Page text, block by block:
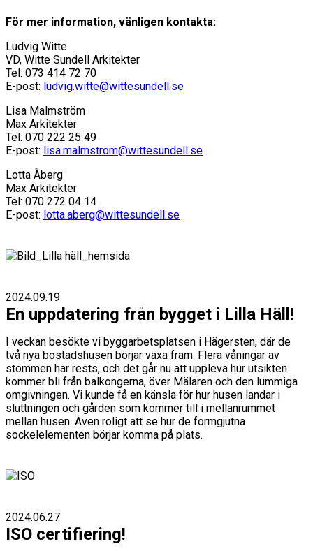
För mer information, vänligen kontakta:
Ludvig Witte
VD, Witte Sundell Arkitekter
Tel: 073 414 72 70
E-post: ludvig.witte@wittesundell.se
Lisa Malmström
Max Arkitekter
Tel: 070 222 25 49
E-post: lisa.malmstrom@wittesundell.se
Lotta Åberg
Max Arkitekter
Tel: 070 272 04 14
E-post: lotta.aberg@wittesundell.se
2024.09.19
En uppdatering från bygget i Lilla Häll!
I veckan besökte vi byggarbetsplatsen i Hägersten, där de
två nya bostadshusen börjar växa fram. Flera våningar av
stommen har rests, och det går nu att uppleva hur utsikten
kommer bli från balkongerna, över Mälaren och den lummiga
omgivningen. Vi kunde få en känsla för hur husen landar i
sluttningen och gården som kommer till i mellanrummet
mellan husen. Även roligt att se hur de formgjutna
sockelelementen börjar komma på plats.
2024.06.27
ISO certifiering!